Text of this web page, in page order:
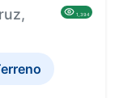
1,394